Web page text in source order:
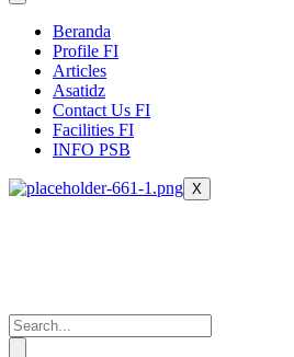
Beranda
Profile FI
Articles
Asatidz
Contact Us FI
Facilities FI
INFO PSB
X